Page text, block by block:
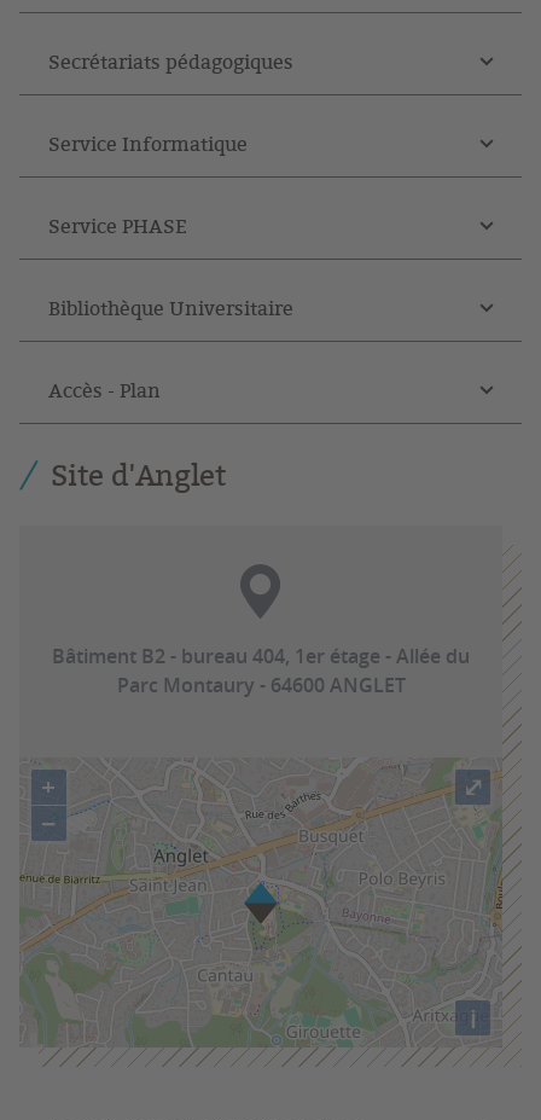
Secrétariats pédagogiques
Service Informatique
Service PHASE
Bibliothèque Universitaire
Accès - Plan
Site d'Anglet
Bâtiment B2 - bureau 404, 1er étage - Allée du
Parc Montaury - 64600 ANGLET
+
−
i
⤢